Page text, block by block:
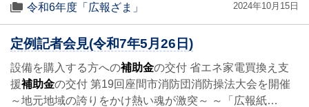
令和6年度「広報ざま」
2024年10月15日
定例記者会見(令和7年5月26日)
設備を購入する方への補助金の交付 省エネ家電買換え支
援補助金の交付 第19回座間市消防団消防操法大会を開催
～地元地域の誇りをかけ熱い魂が激突～ ～「広報紙…